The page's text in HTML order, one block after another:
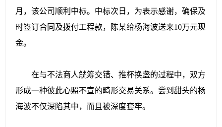
月，该公司顺利中标。中标次日，为表示感谢，确保及
时签订合同及拨付工程款，陈某给杨海波送来10万元现
金。
在与不法商人觥筹交错、推杯换盏的过程中，双方
形成一种彼此心照不宣的畸形交易关系。尝到甜头的杨
海波不仅深陷其中，而且被深度套牢。